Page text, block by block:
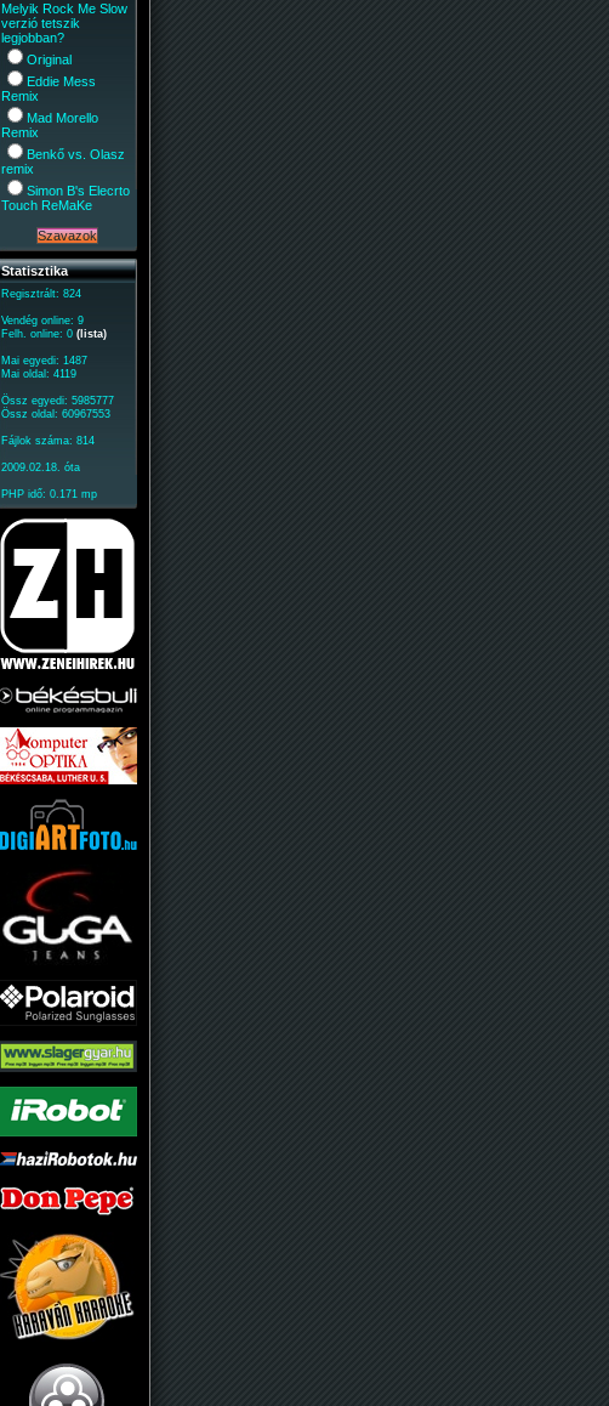
Melyik Rock Me Slow
verzió tetszik
legjobban?
Original
Eddie Mess
Remix
Mad Morello
Remix
Benkő vs. Olasz
remix
Simon B's Elecrto
Touch ReMaKe
Statisztika
Regisztrált: 824
Vendég online: 9
Felh. online: 0 (lista)
Mai egyedi: 1487
Mai oldal: 4119
Össz egyedi: 5985777
Össz oldal: 60967553
Fájlok száma: 814
2009.02.18. óta
PHP idő: 0.171 mp